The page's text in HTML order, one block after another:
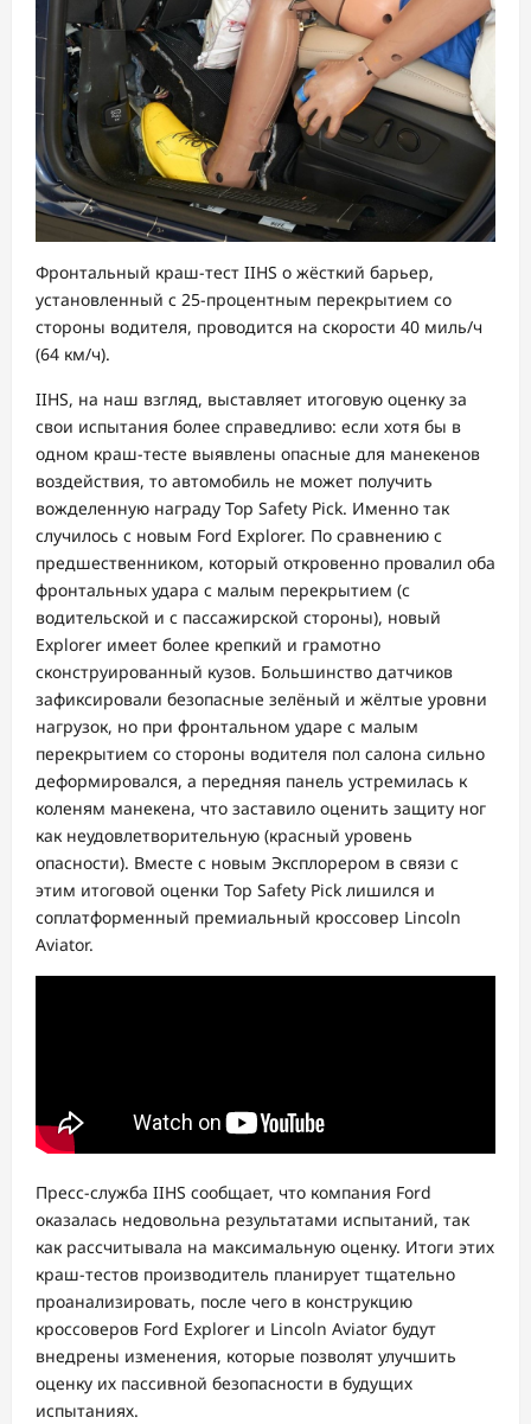
Фронтальный краш-тест IIHS о жёсткий барьер,
установленный с 25-процентным перекрытием со
стороны водителя, проводится на скорости 40 миль/ч
(64 км/ч).
IIHS, на наш взгляд, выставляет итоговую оценку за
свои испытания более справедливо: если хотя бы в
одном краш-тесте выявлены опасные для манекенов
воздействия, то автомобиль не может получить
вожделенную награду Top Safety Pick. Именно так
случилось с новым Ford Explorer. По сравнению с
предшественником, который откровенно провалил оба
фронтальных удара с малым перекрытием (с
водительской и с пассажирской стороны), новый
Explorer имеет более крепкий и грамотно
сконструированный кузов. Большинство датчиков
зафиксировали безопасные зелёный и жёлтые уровни
нагрузок, но при фронтальном ударе с малым
перекрытием со стороны водителя пол салона сильно
деформировался, а передняя панель устремилась к
коленям манекена, что заставило оценить защиту ног
как неудовлетворительную (красный уровень
опасности). Вместе с новым Эксплорером в связи с
этим итоговой оценки Top Safety Pick лишился и
соплатформенный премиальный кроссовер Lincoln
Aviator.
Пресс-служба IIHS сообщает, что компания Ford
оказалась недовольна результатами испытаний, так
как рассчитывала на максимальную оценку. Итоги этих
краш-тестов производитель планирует тщательно
проанализировать, после чего в конструкцию
кроссоверов Ford Explorer и Lincoln Aviator будут
внедрены изменения, которые позволят улучшить
оценку их пассивной безопасности в будущих
испытаниях.